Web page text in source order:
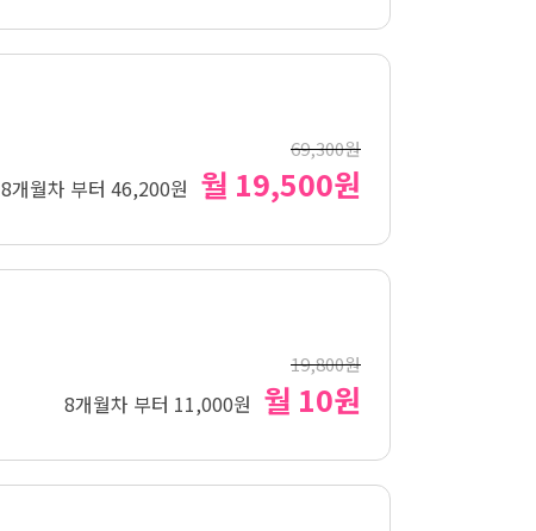
69,300원
8개월차 부터 46,200원 월 19,500원
19,800원
8개월차 부터 11,000원 월 10원